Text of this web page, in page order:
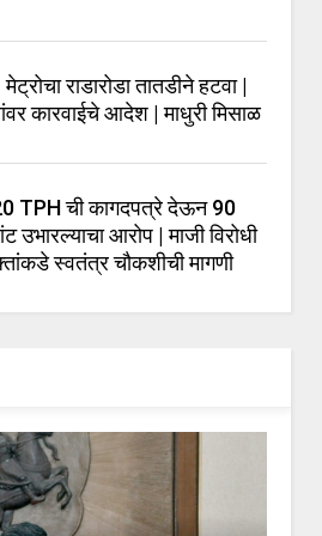
राडारोडा तातडीने हटवा |
कारवाईचे आदेश | माधुरी मिसाळ
TPH ची कागदपत्रे देऊन 90
उभारल्याचा आरोप | माजी विरोधी
स्वतंत्र चौकशीची मागणी